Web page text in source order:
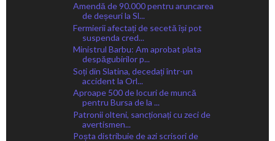
Amendă de 90.000 pentru aruncarea
de deșeuri la Sl...
Fermierii afectați de secetă își pot
suspenda cred...
Ministrul Barbu: Am aprobat plata
despăgubirilor p...
Soți din Slatina, decedați într-un
accident la Orl...
Aproape 500 de locuri de muncă
pentru Bursa de la ...
Patronii olteni, sancționați cu zeci de
avertismen...
Poșta distribuie de azi scrisori de